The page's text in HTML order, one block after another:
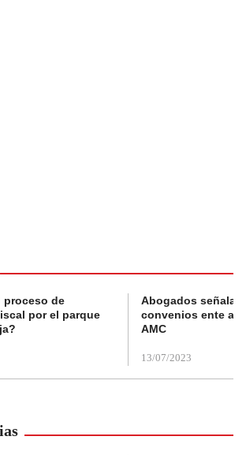
proceso de
por el parque
Abogados
convenios ente
AMC
13/07/2023